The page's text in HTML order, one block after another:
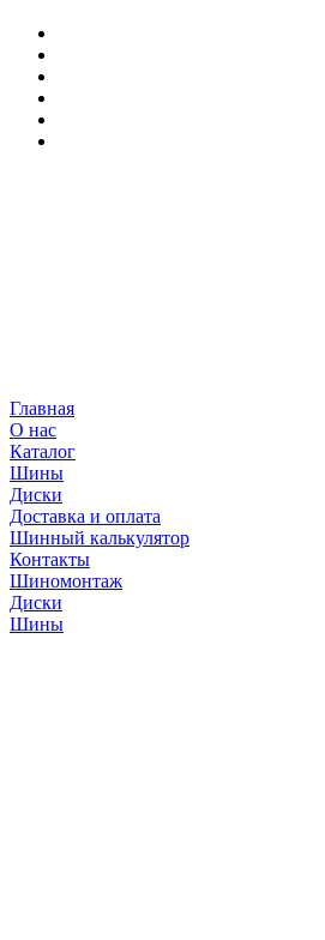
Главная
О нас
Каталог
Шины
Диски
Доставка и оплата
Шинный калькулятор
Контакты
Шиномонтаж
Диски
Шины